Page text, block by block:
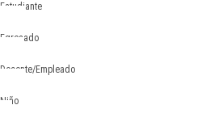
Estudiante
Egresado
Docente/Empleado
Niño